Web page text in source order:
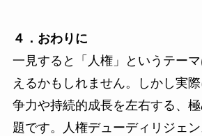
４．おわりに
一見すると「人権」というテー
えるかもしれません。しかし実
争力や持続的成長を左右する、
題です。人権デューディリジェ